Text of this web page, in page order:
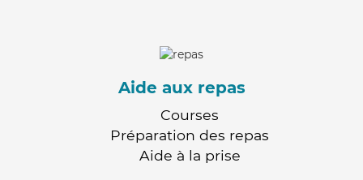
Aide aux repas
Courses
Préparation des repas
Aide à la prise